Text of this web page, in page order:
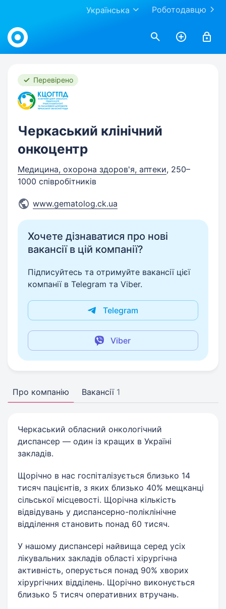
Роботодавцю
Українська
Work.ua
Перевірено
Черкаський клінічний
онкоцентр
Медицина, охорона здоров'я, аптеки, 250–
1000 співробітників
www.gematolog.ck.ua
Хочете дізнаватися про нові
вакансії в цій компанії?
Підписуйтесь та отримуйте вакансії цієї
компанії в Telegram та Viber.
Telegram
Viber
Про компанію Вакансії 1
Черкаський обласний онкологічний
диспансер — один із кращих в Україні
закладів.
Щорічно в нас госпіталізується близько 14
тисяч пацієнтів, з яких близько 40% мещканці
сільської місцевості. Щорічна кількість
відвідувань у диспансерно-поліклінічне
відділення становить понад 60 тисяч.
У нашому диспансері найвища серед усіх
лікувальних закладів області хірургічна
активність, оперується понад 90% хворих
хірургічних відділень. Щорічно виконується
близько 5 тисяч оперативних втручань.